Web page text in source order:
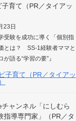
子育て（PR／タイアッ
23日
受験を成功に導く「個別指
とは？ SS-1経験者ママと
が語る“学習の要”』
チャンネル「にしむら
指導専門家」（PR／タ